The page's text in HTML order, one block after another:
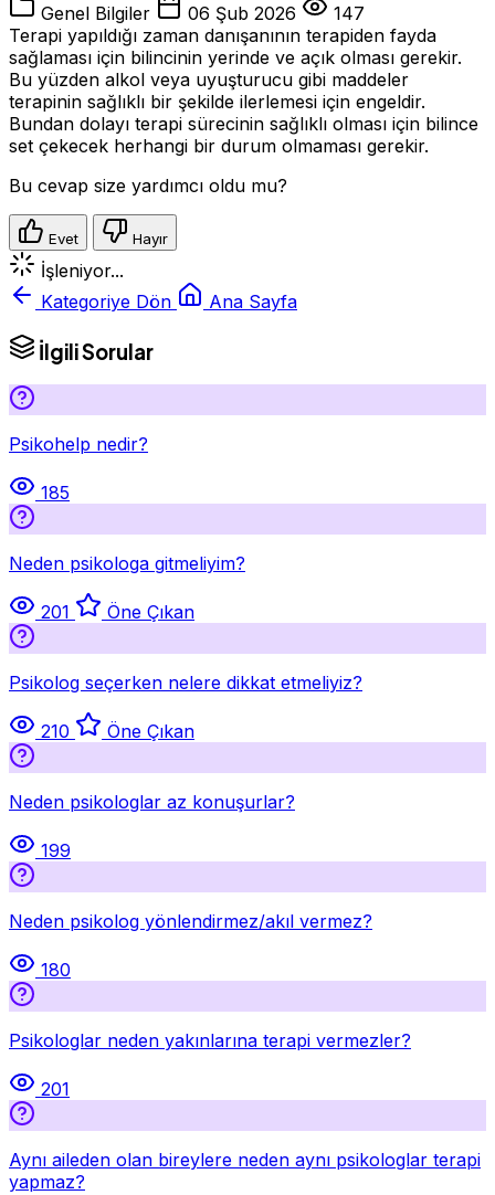
Genel Bilgiler 06 Şub 2026
147
Terapi yapıldığı zaman danışanının terapiden fayda
sağlaması için bilincinin yerinde ve açık olması gerekir.
Bu yüzden alkol veya uyuşturucu gibi maddeler
terapinin sağlıklı bir şekilde ilerlemesi için engeldir.
Bundan dolayı terapi sürecinin sağlıklı olması için bilince
set çekecek herhangi bir durum olmaması gerekir.
Bu cevap size yardımcı oldu mu?
Evet Hayır
İşleniyor...
Kategoriye Dön
Ana Sayfa
İlgili Sorular
Psikohelp nedir?
185
Neden psikologa gitmeliyim?
201 Öne Çıkan
Psikolog seçerken nelere dikkat etmeliyiz?
210 Öne Çıkan
Neden psikologlar az konuşurlar?
199
Neden psikolog yönlendirmez/akıl vermez?
180
Psikologlar neden yakınlarına terapi vermezler?
201
Aynı aileden olan bireylere neden aynı psikologlar terapi
yapmaz?